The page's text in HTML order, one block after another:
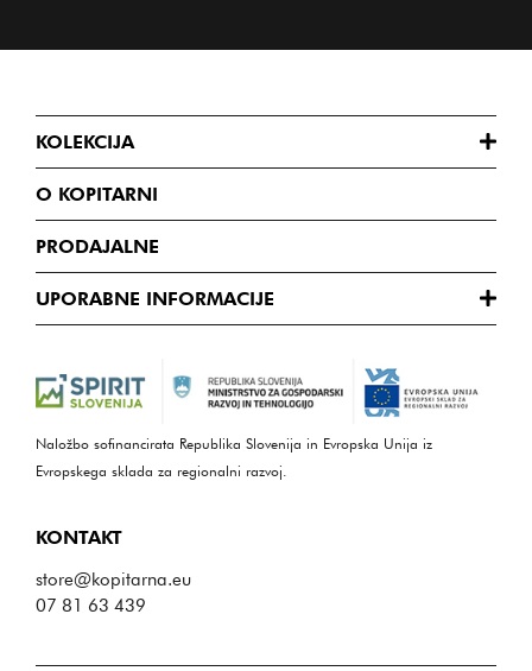
KOLEKCIJA
O KOPITARNI
PRODAJALNE
UPORABNE INFORMACIJE
Naložbo sofinancirata Republika Slovenija in Evropska Unija iz
Evropskega sklada za regionalni razvoj.
KONTAKT
store@kopitarna.eu
07 81 63 439